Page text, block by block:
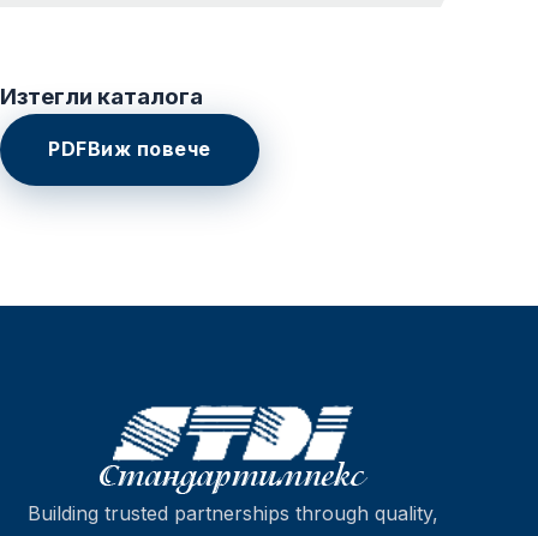
Изтегли каталога
PDFВиж повече
Building trusted partnerships through quality,